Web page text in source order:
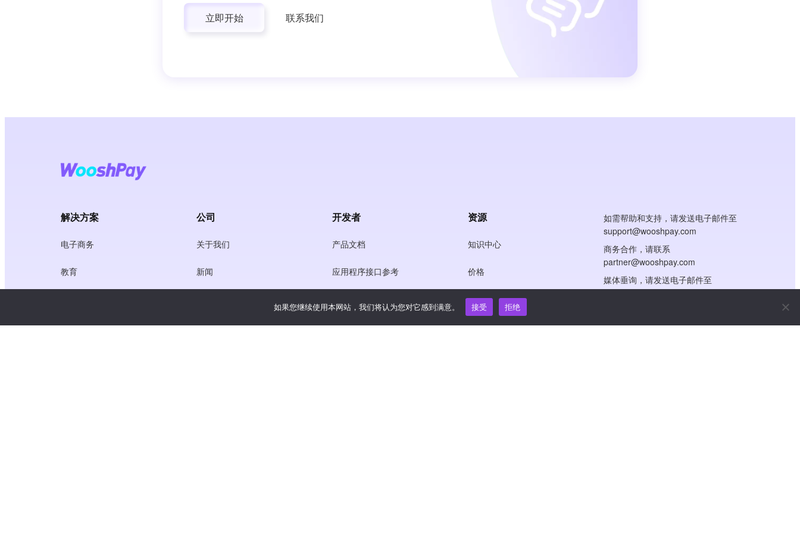
立即开始 联系我们
解决方案
电子商务
教育
创作者经济
公司
关于我们
新闻
服务条款
开发者
产品文档
应用程序接口参考
资源
知识中心
价格
如需帮助和支持，请发送电子邮件至
support@wooshpay.com
商务合作，请联系
partner@wooshpay.com
媒体垂询，请发送电子邮件至
media@wooshpay.com
如果您继续使用本网站，我们将认为您对它感到满意。 接受 拒绝